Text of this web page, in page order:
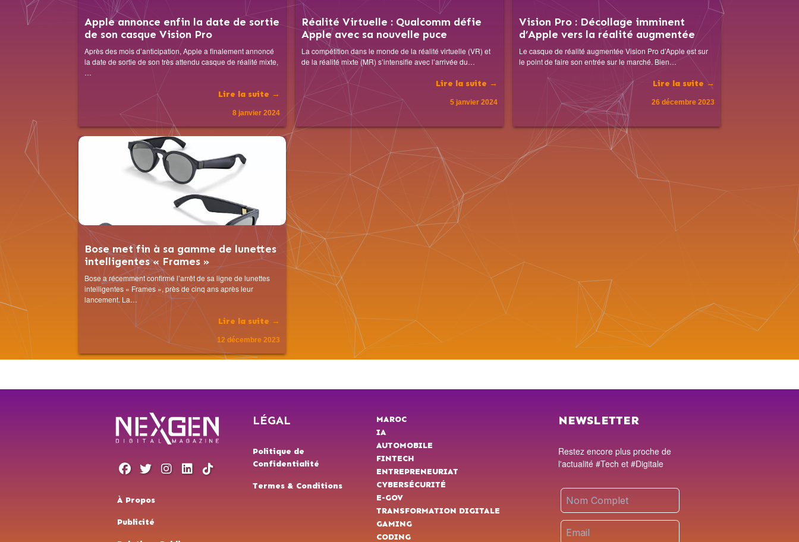
Apple annonce enfin la date de sortie
de son casque Vision Pro
Après des mois d’anticipation, Apple a finalement annoncé
la date de sortie de son très attendu casque de réalité mixte,
…
Lire la suite →
8 janvier 2024
Réalité Virtuelle : Qualcomm défie
Apple avec sa nouvelle puce
La compétition dans le monde de la réalité virtuelle (VR) et
de la réalité mixte (MR) s’intensifie avec l’arrivée du…
Lire la suite →
5 janvier 2024
Vision Pro : Décollage imminent
d’Apple vers la réalité augmentée
Le casque de réalité augmentée Vision Pro d’Apple est sur
le point de faire son entrée sur le marché. Bien…
Lire la suite →
26 décembre 2023
Bose met fin à sa gamme de lunettes
intelligentes « Frames »
Bose a récemment confirmé l’arrêt de sa ligne de lunettes
intelligentes « Frames », près de cinq ans après leur
lancement. La…
Lire la suite →
12 décembre 2023
À Propos
Publicité
LÉGAL
Politique de
Confidentialité
Termes & Conditions
MAROC
IA
AUTOMOBILE
FINTECH
ENTREPRENEURIAT
CYBERSÉCURITÉ
E-GOV
TRANSFORMATION DIGITALE
GAMING
CODING
NEWSLETTER
Restez encore plus proche de
l'actualité #Tech et #Digitale